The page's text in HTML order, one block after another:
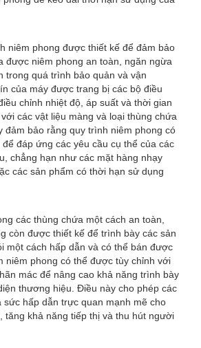
niêm phong được thiết kế để đảm bảo
được niêm phong an toàn, ngăn ngừa
trong quá trình bảo quản và vận
của máy được trang bị các bộ điều
chỉnh nhiệt độ, áp suất và thời gian
các vật liệu màng và loại thùng chứa
đảm bảo rằng quy trình niêm phong có
đáp ứng các yêu cầu cụ thể của các
chẳng hạn như các mặt hàng nhạy
các sản phẩm có thời hạn sử dụng
các thùng chứa một cách an toàn,
còn được thiết kế để trình bày các sản
một cách hấp dẫn và có thể bán được
niêm phong có thể được tùy chỉnh với
mác để nâng cao khả năng trình bày
thương hiệu. Điều này cho phép các
sức hấp dẫn trực quan mạnh mẽ cho
tăng khả năng tiếp thị và thu hút người